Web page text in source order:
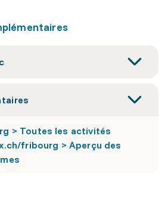
> Toutes les activités
fribourg > Aperçu des